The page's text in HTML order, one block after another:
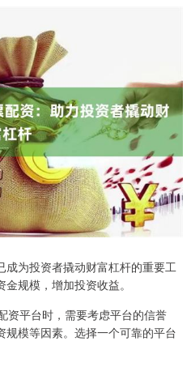
为投资者撬动财富杠杆的重要工
规模，增加投资收益。
资平台时，需要考虑平台的信誉
模等因素。选择一个可靠的平台